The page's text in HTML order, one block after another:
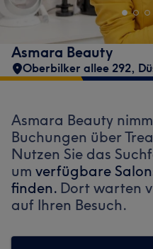
Asmara Beauty
Oberbilker allee 292,
Asmara Beauty
Buchungen über
Nutzen Sie das
um verfügbare
finden. Dort warten
auf Ihren Besuch.